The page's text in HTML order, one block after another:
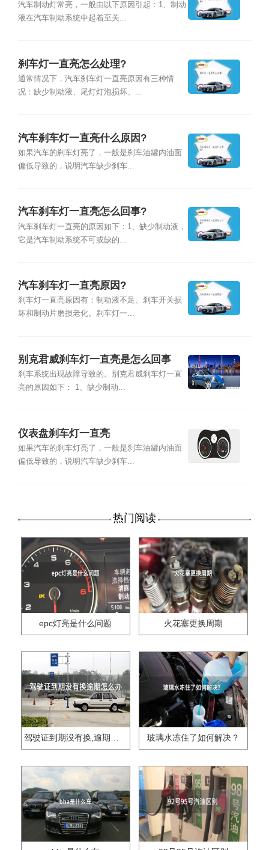
汽车制动灯常亮，一般由以下原因引起：1、制动
液在汽车制动系统中起着至关...
刹车灯一直亮怎么处理?
通常情况下，汽车刹车灯一直亮原因有三种情
况：缺少制动液、尾灯灯泡损坏、...
汽车刹车灯一直亮什么原因?
如果汽车的刹车灯亮了，一般是刹车油罐内油面
偏低导致的，说明汽车缺少刹车...
汽车刹车灯一直亮怎么回事?
汽车刹车灯一直亮的原因如下：1、缺少制动液，
它是汽车制动系统不可或缺的...
汽车刹车灯一直亮原因?
刹车灯一直亮原因有：制动液不足、刹车开关损
坏和制动片磨损老化。刹车灯一...
别克君威刹车灯一直亮是怎么回事
刹车系统出现故障导致的。别克君威刹车灯一直
亮的原因如下： 1、缺少制动...
仪表盘刹车灯一直亮
如果汽车的刹车灯亮了，一般是刹车油罐内油面
偏低导致的，说明汽车缺少刹车...
热门阅读
epc灯亮是什么问题 火花塞更换周期
驾驶证到期没有换,逾期怎么办?? 玻璃水冻住了如何解决？